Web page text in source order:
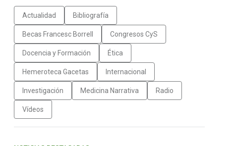
Actualidad Bibliografía
Becas Francesc Borrell Congresos CyS
Docencia y Formación Ética
Hemeroteca Gacetas Internacional
Investigación Medicina Narrativa Radio
Vídeos